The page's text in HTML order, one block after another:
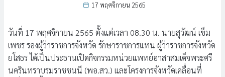
17 พฤศจิกายน 2565
วันที่ 17 พฤศจิกายน 2565 ตั้งแต่เวลา 08.30 น. นายสุวัฒน์ เข็ม
เพชร รองผู้ว่าราชการจังหวัด รักษาราชการแทน ผู้ว่าราชการจังหวัด
ยโสธร ได้เป็นประธานเปิดกิจกรรมหน่วยแพทย์อาสาสมเด็จพระศรี
นครินทราบรมราชชนนี (พอ.สว.) และโครงการจังหวัดเคลื่อนที่